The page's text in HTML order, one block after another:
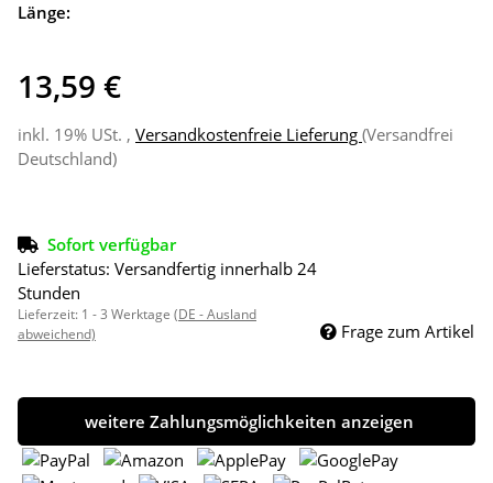
Länge:
13,59 €
inkl. 19% USt. , Versandkostenfreie Lieferung (Versandfrei
Deutschland)
Sofort verfügbar
Lieferstatus: Versandfertig innerhalb 24
Stunden
Lieferzeit: 1 - 3 Werktage (DE - Ausland
abweichend)
Frage zum Artikel
weitere Zahlungsmöglichkeiten anzeigen